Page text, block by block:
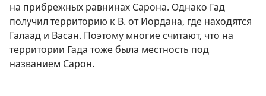
на прибрежных равнинах Сарона. Однако Гад
получил территорию к В. от Иордана, где находятся
Галаад и Васан. Поэтому многие считают, что на
территории Гада тоже была местность под
названием Сарон.